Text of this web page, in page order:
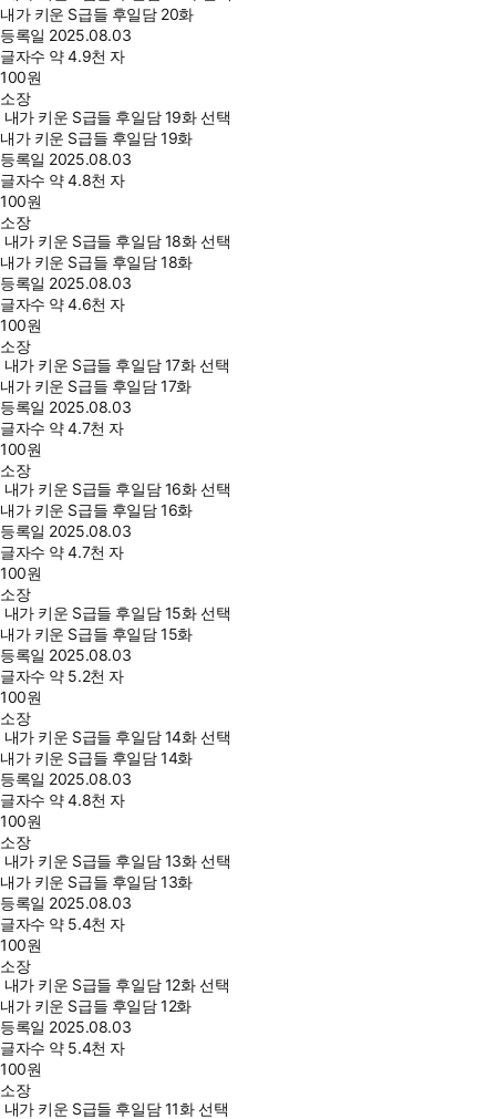
내가 키운 S급들 후일담 20화
등록일 2025.08.03
글자수 약 4.9천 자
100원
소장
내가 키운 S급들 후일담 19화 선택
내가 키운 S급들 후일담 19화
등록일 2025.08.03
글자수 약 4.8천 자
100원
소장
내가 키운 S급들 후일담 18화 선택
내가 키운 S급들 후일담 18화
등록일 2025.08.03
글자수 약 4.6천 자
100원
소장
내가 키운 S급들 후일담 17화 선택
내가 키운 S급들 후일담 17화
등록일 2025.08.03
글자수 약 4.7천 자
100원
소장
내가 키운 S급들 후일담 16화 선택
내가 키운 S급들 후일담 16화
등록일 2025.08.03
글자수 약 4.7천 자
100원
소장
내가 키운 S급들 후일담 15화 선택
내가 키운 S급들 후일담 15화
등록일 2025.08.03
글자수 약 5.2천 자
100원
소장
내가 키운 S급들 후일담 14화 선택
내가 키운 S급들 후일담 14화
등록일 2025.08.03
글자수 약 4.8천 자
100원
소장
내가 키운 S급들 후일담 13화 선택
내가 키운 S급들 후일담 13화
등록일 2025.08.03
글자수 약 5.4천 자
100원
소장
내가 키운 S급들 후일담 12화 선택
내가 키운 S급들 후일담 12화
등록일 2025.08.03
글자수 약 5.4천 자
100원
소장
내가 키운 S급들 후일담 11화 선택